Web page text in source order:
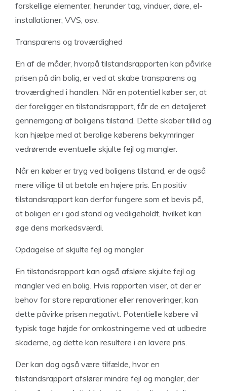
forskellige elementer, herunder tag, vinduer, døre, el-
installationer, VVS, osv.
Transparens og troværdighed
En af de måder, hvorpå tilstandsrapporten kan påvirke
prisen på din bolig, er ved at skabe transparens og
troværdighed i handlen. Når en potentiel køber ser, at
der foreligger en tilstandsrapport, får de en detaljeret
gennemgang af boligens tilstand. Dette skaber tillid og
kan hjælpe med at berolige køberens bekymringer
vedrørende eventuelle skjulte fejl og mangler.
Når en køber er tryg ved boligens tilstand, er de også
mere villige til at betale en højere pris. En positiv
tilstandsrapport kan derfor fungere som et bevis på,
at boligen er i god stand og vedligeholdt, hvilket kan
øge dens markedsværdi.
Opdagelse af skjulte fejl og mangler
En tilstandsrapport kan også afsløre skjulte fejl og
mangler ved en bolig. Hvis rapporten viser, at der er
behov for store reparationer eller renoveringer, kan
dette påvirke prisen negativt. Potentielle købere vil
typisk tage højde for omkostningerne ved at udbedre
skaderne, og dette kan resultere i en lavere pris.
Der kan dog også være tilfælde, hvor en
tilstandsrapport afslører mindre fejl og mangler, der